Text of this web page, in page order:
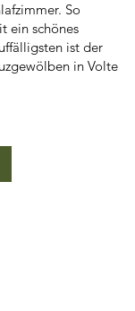
So
ein schönes
ist der
in Volte